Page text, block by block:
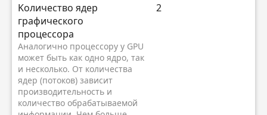
Kоличество ядер
графического
процессора
Аналогично процессору у GPU
может быть как одно ядро, так
и несколько. От количества
ядер (потоков) зависит
производительность и
количество обрабатываемой
2